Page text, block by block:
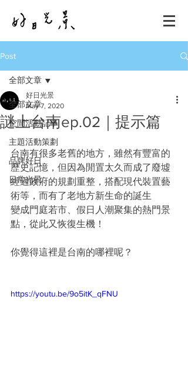
Post
全部文章
空間活動記事
主題活動策劃
品牌好日
日常光景
全部文章
謎上台南ep.02｜提示篇
好日光景
May 7, 2020
台南有很多老舊的地方，雖然有豐富的
歷史記憶，但因為閒置太久而成了廢墟
經過政府的規劃重整，搭配現代裝置藝
術等，而有了老地方新生命的誕生
變成門庭若市、假日人潮聚集的熱門景
點，從此又恢復生機！
你覺得這裡是台南的哪裡呢？
https://youtu.be/9o5itK_qFNU